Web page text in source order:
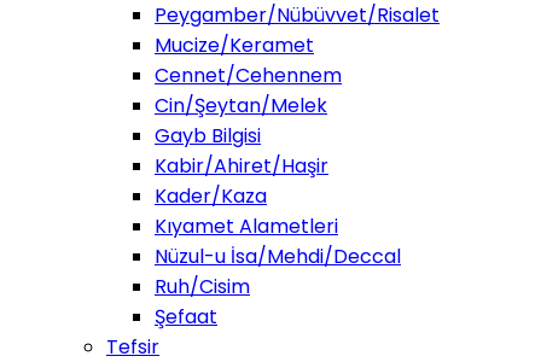
Peygamber/Nübüvvet/Risalet
Mucize/Keramet
Cennet/Cehennem
Cin/Şeytan/Melek
Gayb Bilgisi
Kabir/Ahiret/Haşir
Kader/Kaza
Kıyamet Alametleri
Nüzul-u İsa/Mehdi/Deccal
Ruh/Cisim
Şefaat
Tefsir